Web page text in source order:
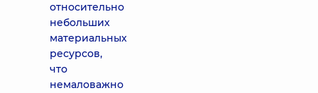
относительно
небольших
материальных
ресурсов,
что
немаловажно